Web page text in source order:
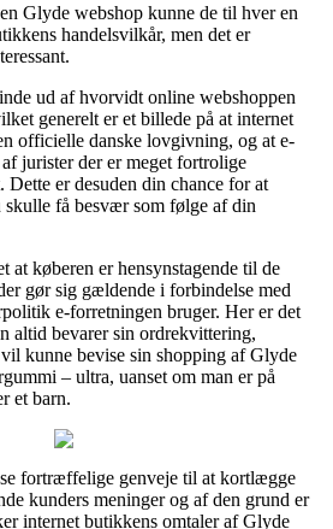
Glyde webshop kunne de til hver en
handelsvilkår, men det er
ud af hvorvidt online webshoppen
generelt er et billede på at internet
officielle danske lovgivning, og at e-
jurister der er meget fortrolige
Dette er desuden din chance for at
få besvær som følge af din
at køberen er hensynstagende til de
gør sig gældende i forbindelse med
e-forretningen bruger. Her er det
altid bevarer sin ordrekvittering,
kunne bevise sin shopping af Glyde
– ultra, uanset om man er på
et barn.
fortræffelige genveje til at kortlægge
kunders meninger og af den grund er
internet butikkens omtaler af Glyde